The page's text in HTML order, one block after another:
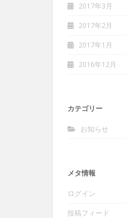
2017年3月
2017年2月
2017年1月
2016年12月
カテゴリー
お知らせ
メタ情報
ログイン
投稿フィード